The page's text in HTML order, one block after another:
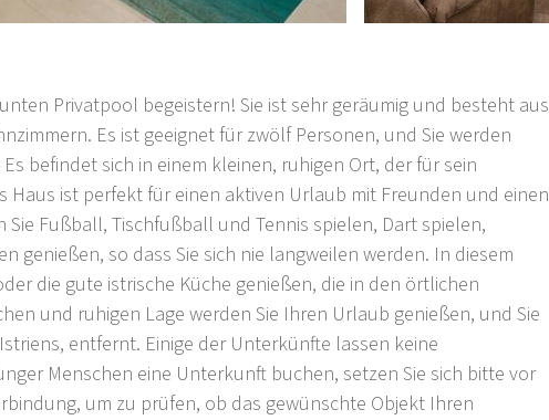
Privatpool begeistern! Sie ist sehr geräumig und besteht aus
Es ist geeignet für zwölf Personen, und Sie werden
befindet sich in einem kleinen, ruhigen Ort, der für sein
Haus ist perfekt für einen aktiven Urlaub mit Freunden und einen
Fußball, Tischfußball und Tennis spielen, Dart spielen,
genießen, so dass Sie sich nie langweilen werden. In diesem
die gute istrische Küche genießen, die in den örtlichen
und ruhigen Lage werden Sie Ihren Urlaub genießen, und Sie
entfernt. Einige der Unterkünfte lassen keine
Menschen eine Unterkunft buchen, setzen Sie sich bitte vor
um zu prüfen, ob das gewünschte Objekt Ihren